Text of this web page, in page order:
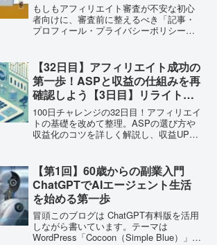
もしもアフィリエイト審査が不安な初心
者向けに、審査前に整えるべき「記事・
プロフィール・プライバシーポリシー・
ンク貼りは収益チャレンジ⑥、収益の完
成形は【89日目】で確認できます。
【32日目】アフィリエイト成功の
第一歩！ASPと収益の仕組みを再
確認しよう【3日目】リライト記
事
100日チャレンジの32日目！アフィリエイ
トの基礎を改めて整理。ASPの選び方や
収益化のコツを詳しく解説し、収益UPの
【第1回】60歳からの副業入門
ChatGPTでAIエージェント生活
を始める第一歩
冒頭このブログは ChatGPT有料版を活用
しながら書いています。テーマは
WordPress「Cocoon（Simple Blue）」を